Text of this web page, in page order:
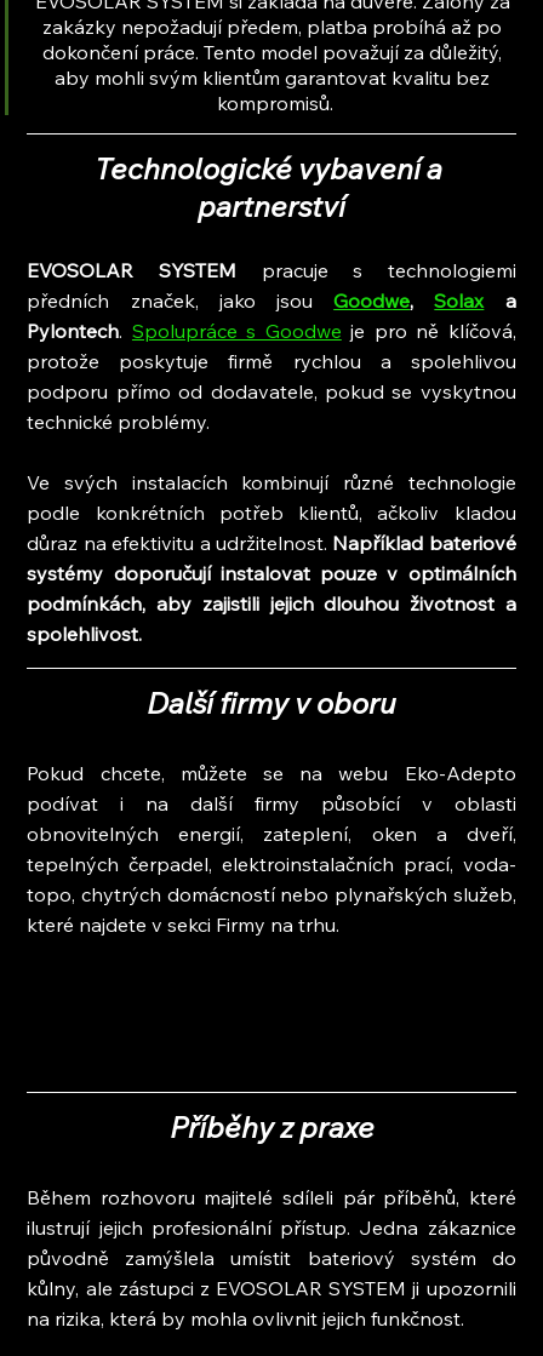
zakázky nepožadují předem, platba probíhá až po
dokončení práce. Tento model považují za důležitý,
aby mohli svým klientům garantovat kvalitu bez
kompromisů.
Technologické vybavení a
partnerství
EVOSOLAR SYSTEM pracuje s technologiemi
předních značek, jako jsou Goodwe, Solax a
Pylontech. Spolupráce s Goodwe je pro ně klíčová,
protože poskytuje firmě rychlou a spolehlivou
podporu přímo od dodavatele, pokud se vyskytnou
technické problémy.
Ve svých instalacích kombinují různé technologie
podle konkrétních potřeb klientů, ačkoliv kladou
důraz na efektivitu a udržitelnost. Například bateriové
systémy doporučují instalovat pouze v optimálních
podmínkách, aby zajistili jejich dlouhou životnost a
spolehlivost.
Další firmy v oboru
Pokud chcete, můžete se na webu Eko-Adepto
podívat i na další firmy působící v oblasti
obnovitelných energií, zateplení, oken a dveří,
tepelných čerpadel, elektroinstalačních prací, voda-
topo, chytrých domácností nebo plynařských služeb,
které najdete v sekci Firmy na trhu.
Příběhy z praxe
Během rozhovoru majitelé sdíleli pár příběhů, které
ilustrují jejich profesionální přístup. Jedna zákaznice
původně zamýšlela umístit bateriový systém do
kůlny, ale zástupci z EVOSOLAR SYSTEM ji upozornili
na rizika, která by mohla ovlivnit jejich funkčnost.